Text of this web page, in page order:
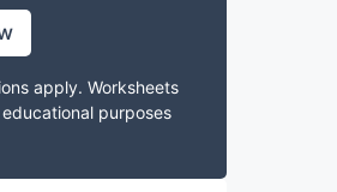
apply. Worksheets
purposes